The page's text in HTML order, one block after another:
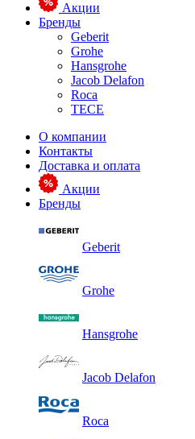
Акции
Бренды
Geberit
Grohe
Hansgrohe
Jacob Delafon
Roca
TECE
О компании
Контакты
Доставка и оплата
Акции
Бренды
Geberit
Grohe
Hansgrohe
Jacob Delafon
Roca